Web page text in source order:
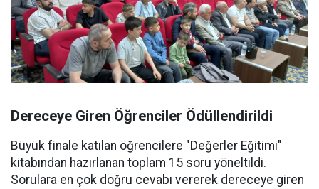
Dereceye Giren Öğrenciler Ödüllendirildi
Büyük finale katılan öğrencilere "Değerler Eğitimi"
kitabından hazırlanan toplam 15 soru yöneltildi.
Sorulara en çok doğru cevabı vererek dereceye giren